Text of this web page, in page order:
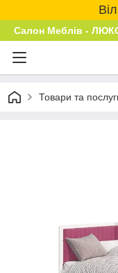
Салон Меблів -
Товари та